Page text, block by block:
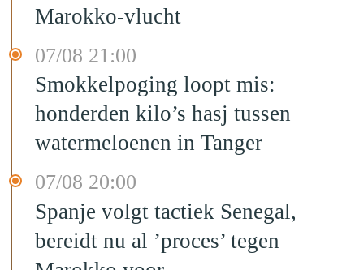
Marokko-vlucht
07/08 21:00
Smokkelpoging loopt mis:
honderden kilo’s hasj tussen
watermeloenen in Tanger
07/08 20:00
Spanje volgt tactiek Senegal,
bereidt nu al ’proces’ tegen